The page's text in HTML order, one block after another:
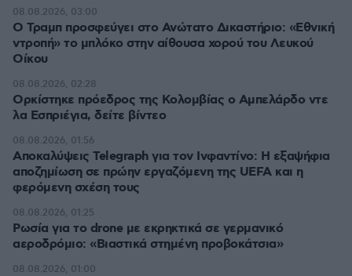
Ο Τραμπ προσφεύγει στο Ανώτατο Δικαστήριο: «Εθνική
ντροπή» το μπλόκο στην αίθουσα χορού του Λευκού
Οίκου
08.08.2026, 03:00
Ορκίστηκε πρόεδρος της Κολομβίας ο Αμπελάρδο ντε
λα Εσπριέγια, δείτε βίντεο
08.08.2026, 02:28
Αποκαλύψεις Telegraph για τον Ινφαντίνο: Η εξαψήφια
αποζημίωση σε πρώην εργαζόμενη της UEFA και η
φερόμενη σχέση τους
08.08.2026, 01:56
Ρωσία για το drone με εκρηκτικά σε γερμανικό
αεροδρόμιο: «Βιαστικά στημένη προβοκάτσια»
08.08.2026, 01:25
08.08.2026, 01:00